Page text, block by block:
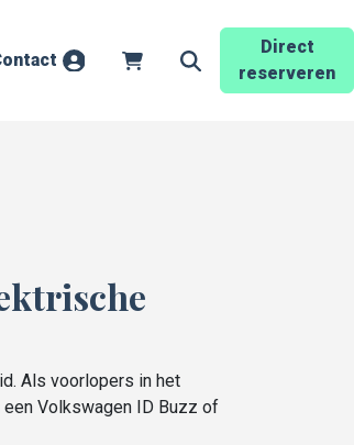
AccountWinkelwagen
Direct
reserveren
Zoekveld openen
Als voorlopers in het
Volkswagen ID Buzz of